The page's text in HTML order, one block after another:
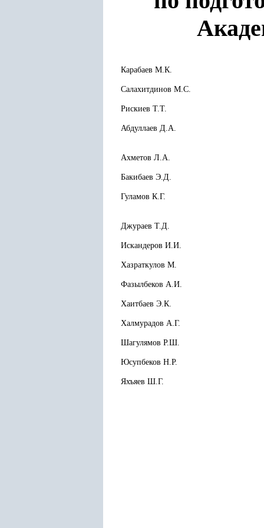
Карабаев М.К.
Салахитдинов М.С.
Рискиев Т.Т.
Абдуллаев Д.А.
Ахметов Л.А.
Бакибаев Э.Д.
Гуламов К.Г.
Джураев Т.Д.
Искандеров И.И.
Хазраткулов М.
Фазылбеков А.И.
Хаитбаев Э.К.
Халмурадов А.Г.
Шагулямов Р.Ш.
Юсупбеков Н.Р.
Яхъяев Ш.Г.